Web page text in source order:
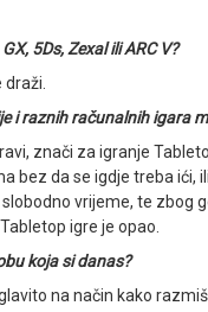
5Ds, Zexal ili ARC V?
i raznih računalnih
znači za igranje
bez da se igdje treba ići,
vrijeme, te
igre je opao.
koja si danas?
na način kako